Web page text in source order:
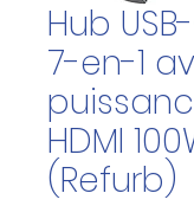
Hub
7-en-1
HDMI
(Refurb)